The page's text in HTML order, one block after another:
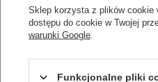
Sercem tego
Intel Core i5
,
wynosi
Sklep korzysta z plików cookie
dostępu do cookie w Twojej
warunki Google
Funkcjonalne pliki